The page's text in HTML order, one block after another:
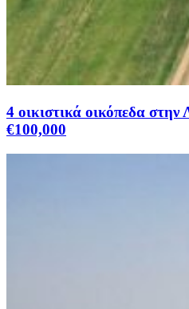
4 οικιστικά οικόπεδα
€100,000